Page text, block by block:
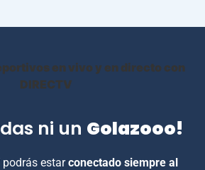
ni un Golazooo!
podrás estarconectado siempre al